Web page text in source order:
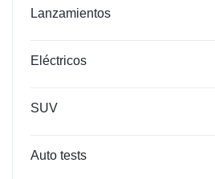
Lanzamientos
Eléctricos
SUV
Auto tests